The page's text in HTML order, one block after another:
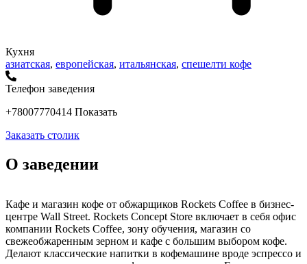
Кухня
азиатская, европейская, итальянская, спешелти кофе
Телефон заведения
+78007770414 Показать
Заказать столик
О заведении
Кафе и магазин кофе от обжарщиков Rockets Coffee в бизнес-
центре Wall Street. Rockets Concept Store включает в себя офис
компании Rockets Coffee, зону обучения, магазин со
свежеобжаренным зерном и кафе с большим выбором кофе.
Делают классические напитки в кофемашине вроде эспрессо и